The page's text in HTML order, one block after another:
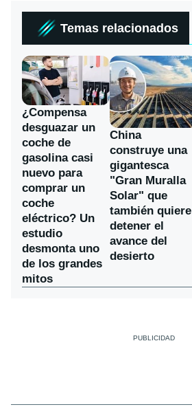
Temas relacionados
¿Compensa
desguazar un
coche de
gasolina casi
nuevo para
comprar un
coche
eléctrico? Un
estudio
desmonta uno
de los grandes
mitos
China
construye una
gigantesca
"Gran Muralla
Solar" que
también quiere
detener el
avance del
desierto